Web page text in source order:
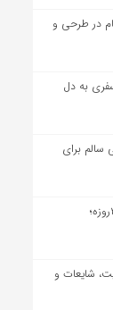
در طرحی و
به دل
سالم برای
برنامه‌ریزی سفر اقتصادیِ ۳روزه؛
شایعات و